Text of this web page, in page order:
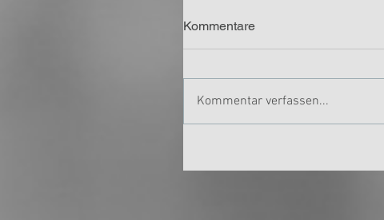
Kommentare
Kommentar verfassen...